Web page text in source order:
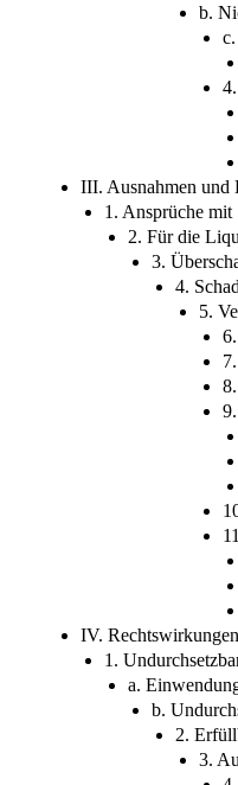
b.
III. Ausnahmen und
1. Ansprüche mit
2. Für die
3.
4.
5.
IV. Rechtswirkungen
1.
a.
b.
2.
3.